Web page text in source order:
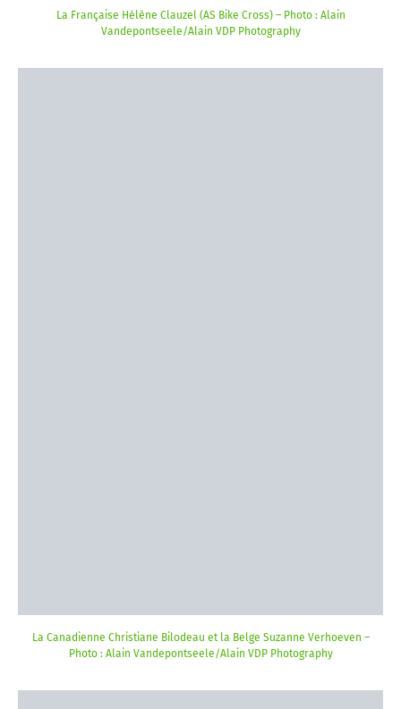
La Française Hélène Clauzel (AS Bike Cross) – Photo : Alain
Vandepontseele/Alain VDP Photography
La Canadienne Christiane Bilodeau et la Belge Suzanne Verhoeven –
Photo : Alain Vandepontseele/Alain VDP Photography